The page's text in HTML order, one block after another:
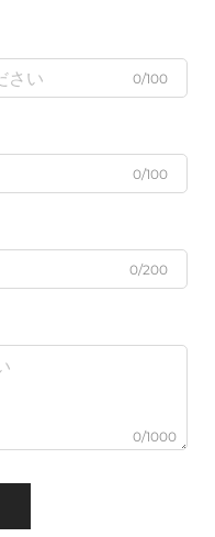
0/100
0/100
0/200
0/1000